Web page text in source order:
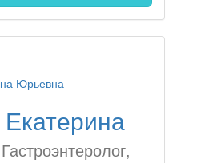
Гастроэнтеролог,